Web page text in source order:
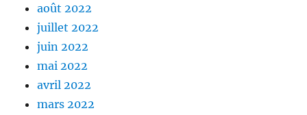
août 2022
juillet 2022
juin 2022
mai 2022
avril 2022
mars 2022